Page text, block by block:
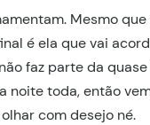
Mesmo
é ela que vai
faz parte da
noite toda, então
com desejo né.